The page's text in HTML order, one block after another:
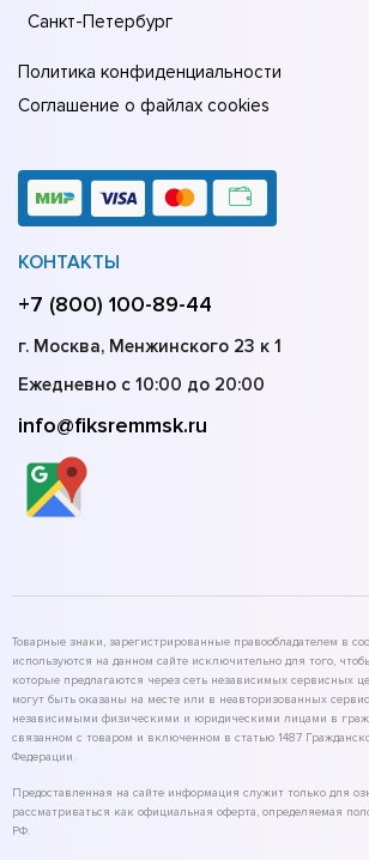
Санкт-Петербург
Политика конфиденциальности
Соглашение о файлах cookies
КОНТАКТЫ
+7 (800) 100-89-44
г. Москва, Менжинского 23 к 1
Ежедневно с 10:00 до 20:00
info@fiksremmsk.ru
Товарные знаки, зарегистрированные правообладателем в
используются на данном сайте исключительно для того,
которые предлагаются через сеть независимых сервисных
могут быть оказаны на месте или в неавторизованных
независимыми физическими и юридическими лицами в
связанном с товаром и включенном в статью 1487
Федерации.
Предоставленная на сайте информация служит только для
рассматриваться как официальная оферта, определяемая
РФ.